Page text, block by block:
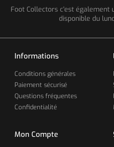
Foot Collectors c'est
disponible du
Informations
Conditions générales
Paiement sécurisé
Questions fréquentes
Confidentialité
Mon Compte